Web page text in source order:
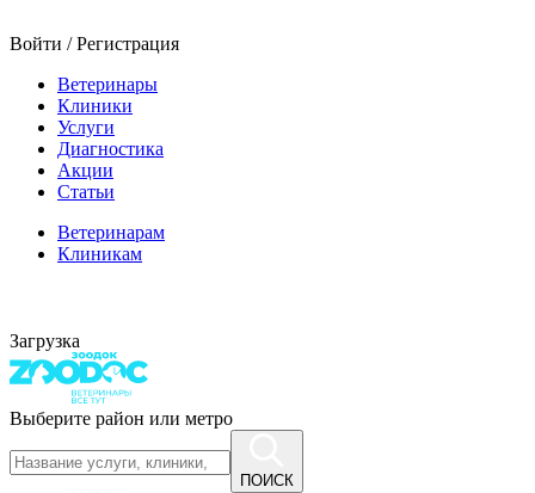
Войти / Регистрация
Ветеринары
Клиники
Услуги
Диагностика
Акции
Статьи
Ветеринарам
Клиникам
Загрузка
Выберите район или метро
ПОИСК